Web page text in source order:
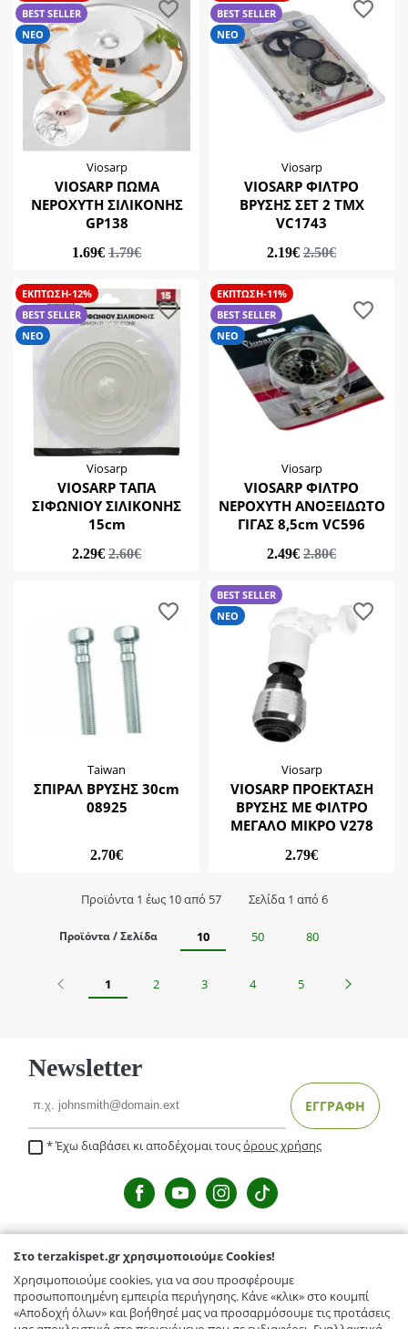
BEST SELLER
ΝΕΟ
Viosarp
VIOSARP ΠΩΜΑ
ΝΕΡΟΧΥΤΗ ΣΙΛΙΚΟΝΗΣ
GP138
1.69€ 1.79€
BEST SELLER
ΝΕΟ
Viosarp
VIOSARP ΦΙΛΤΡΟ
ΒΡΥΣΗΣ ΣΕΤ 2 ΤΜΧ
VC1743
2.19€ 2.50€
ΕΚΠΤΩΣΗ-12%
BEST SELLER
ΝΕΟ
Viosarp
VIOSARP ΤΑΠΑ
ΣΙΦΩΝΙΟΥ ΣΙΛΙΚΟΝΗΣ
15cm
2.29€ 2.60€
ΕΚΠΤΩΣΗ-11%
BEST SELLER
ΝΕΟ
Viosarp
VIOSARP ΦΙΛΤΡΟ
ΝΕΡΟΧΥΤΗ ΑΝΟΞΕΙΔΩΤΟ
ΓΙΓΑΣ 8,5cm VC596
2.49€ 2.80€
Taiwan
ΣΠΙΡΑΛ ΒΡΥΣΗΣ 30cm
08925
2.70€
BEST SELLER
ΝΕΟ
Viosarp
VIOSARP ΠΡΟΕΚΤΑΣΗ
ΒΡΥΣΗΣ ΜΕ ΦΙΛΤΡΟ
ΜΕΓΑΛΟ ΜΙΚΡΟ V278
2.79€
Προϊόντα 1 έως 10 από 57 Σελίδα 1 από 6
Προϊόντα / Σελίδα 10 50 80
Προηγούμενο
1 2 3 4 5 Επόμενο
Newsletter
ΕΓΓΡΑΦΗ
Έχω διαβάσει κι αποδέχομαι τουςόρους χρήσης
TERZAKISPET.GR
Μενέλαου Παρλαμά 32,Γιόφυρος
Κόμβος Γαζίου-Κρουσώνα, Γάζι
ΕΞΥΠΗΡΕΤΗΣΗ ΠΕΛΑΤΩΝ
Στο terzakispet.gr χρησιμοποιούμε Cookies!
Χρησιμοποιούμε cookies, για να σου προσφέρουμε
προσωποποιημένη εμπειρία περιήγησης. Κάνε «κλικ» στο κουμπί
«Αποδοχή όλων» και βοήθησέ μας να προσαρμόσουμε τις προτάσεις